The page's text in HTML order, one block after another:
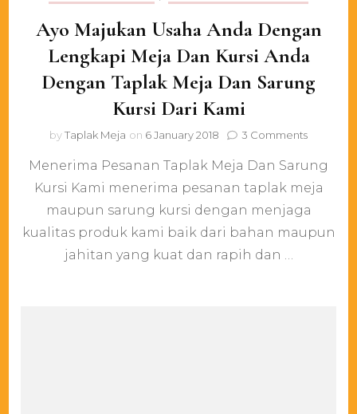
Ayo Majukan Usaha Anda Dengan
Lengkapi Meja Dan Kursi Anda
Dengan Taplak Meja Dan Sarung
Kursi Dari Kami
byTaplak Meja on 6 January 2018 3 Commentson
Majukan
Usaha
Anda
Dengan
Lengkapi
Menerima Pesanan Taplak Meja Dan Sarung
Kursi Kami menerima pesanan taplak meja
maupun sarung kursi dengan menjaga
kualitas produk kami baik dari bahan maupun
jahitan yang kuat dan rapih dan …